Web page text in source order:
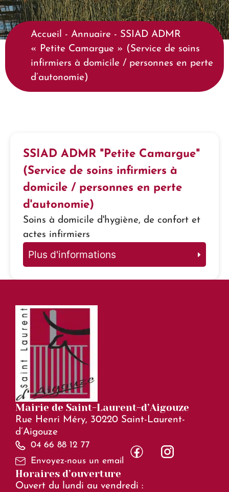
Accueil - Annuaire - SSIAD ADMR
« Petite Camargue » (Service de soins
infirmiers à domicile / personnes en perte
d’autonomie)
SSIAD ADMR "Petite Camargue"
(Service de soins infirmiers à
domicile / personnes en perte
d'autonomie)
Soins à domicile d'hygiène, de confort et
actes infirmiers
Plus d'informations
Mairie de Saint-Laurent-d’Aigouze
Rue Henri Méry, 30220 Saint-Laurent-
d’Aigouze
04 66 88 12 77
Envoyez-nous un email
Horaires d’ouverture
Ouvert du lundi au vendredi :